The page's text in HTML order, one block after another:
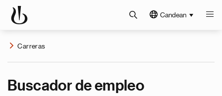
Candean
Carreras
Buscador de empleo